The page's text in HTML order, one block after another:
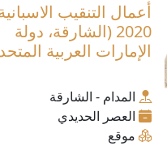
أعمال التنقيب
2020 (الشارقة، دولة
الإمارات العربية
المدام - الشارقة
العصر الحديدي
موقع